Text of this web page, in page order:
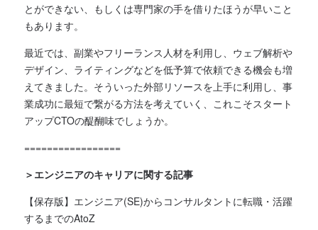
とができない、もしくは専門家の手を借りたほうが早いこと
もあります。
最近では、副業やフリーランス人材を利用し、ウェブ解析や
デザイン、ライティングなどを低予算で依頼できる機会も増
えてきました。そういった外部リソースを上手に利用し、事
業成功に最短で繋がる方法を考えていく、これこそスタート
アップCTOの醍醐味でしょうか。
=================
＞エンジニアのキャリアに関する記事
【保存版】エンジニア(SE)からコンサルタントに転職・活躍
するまでのAtoZ